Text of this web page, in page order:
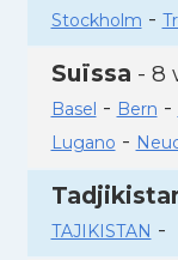
Stockholm -
Suïssa - 8
Basel - Bern -
Lugano -
TAJIKISTAN -